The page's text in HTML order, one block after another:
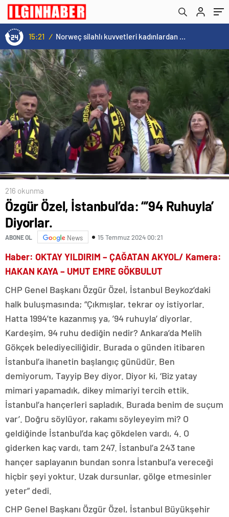
15:21 / Norweç silahlı kuvvetleri kadınlardan oluşan özel kuvvetler eğitimlerini başlattı.
216 okunma
Özgür Özel, İstanbul’da: “’94 Ruhuyla’
Diyorlar.
ABONE OL News 15 Temmuz 2024 00:21
Haber: OKTAY YILDIRIM – ÇAĞATAN AKYOL/ Kamera:
HAKAN KAYA – UMUT EMRE GÖKBULUT
CHP Genel Başkanı Özgür Özel, İstanbul Beykoz’daki
halk buluşmasında; “Çıkmışlar, tekrar oy istiyorlar.
Hatta 1994’te kazanmış ya, ’94 ruhuyla’ diyorlar.
Kardeşim, 94 ruhu dediğin nedir? Ankara’da Melih
Gökçek belediyeciliğidir. Burada o günden itibaren
İstanbul’a ihanetin başlangıç günüdür. Ben
demiyorum, Tayyip Bey diyor. Diyor ki, ‘Biz yatay
mimari yapamadık, dikey mimariyi tercih ettik.
İstanbul’a hançerleri sapladık. Burada benim de suçum
var’. Doğru söylüyor, rakamı söyleyeyim mi? O
geldiğinde İstanbul’da kaç gökdelen vardı, 4. O
giderken kaç vardı, tam 247. İstanbul’a 243 tane
hançer saplayanın bundan sonra İstanbul’a vereceği
hiçbir şeyi yoktur. Uzak dursunlar, gölge etmesinler
yeter” dedi.
CHP Genel Başkanı Özgür Özel, İstanbul Büyükşehir
Dolar Yapıyordu, Şimdi 6,5 Dolar. Nereden
Nereye”